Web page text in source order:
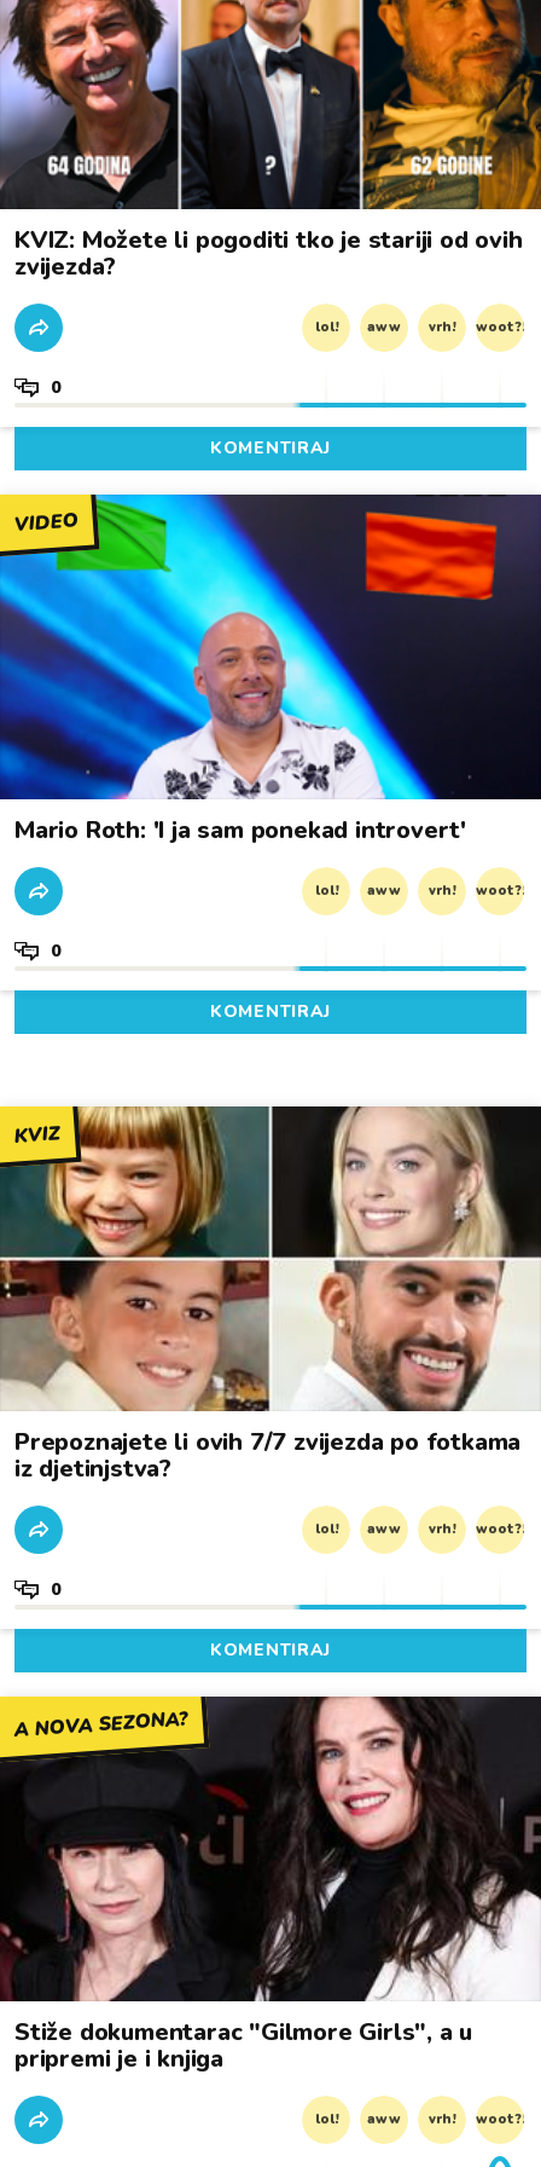
KVIZ: Možete li pogoditi tko je stariji od ovih
zvijezda?
lol! aww vrh! woot?!
0
KOMENTIRAJ
VIDEO
Mario Roth: 'I ja sam ponekad introvert'
lol! aww vrh! woot?!
0
KOMENTIRAJ
KVIZ
Prepoznajete li ovih 7/7 zvijezda po fotkama
iz djetinjstva?
lol! aww vrh! woot?!
0
KOMENTIRAJ
A NOVA SEZONA?
Stiže dokumentarac "Gilmore Girls", a u
pripremi je i knjiga
lol! aww vrh! woot?!